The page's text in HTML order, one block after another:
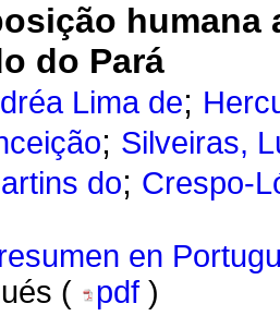
humana
do Pará
Lima de;
; Silveiras,
do; Crespo-
resumen en
(
pdf )